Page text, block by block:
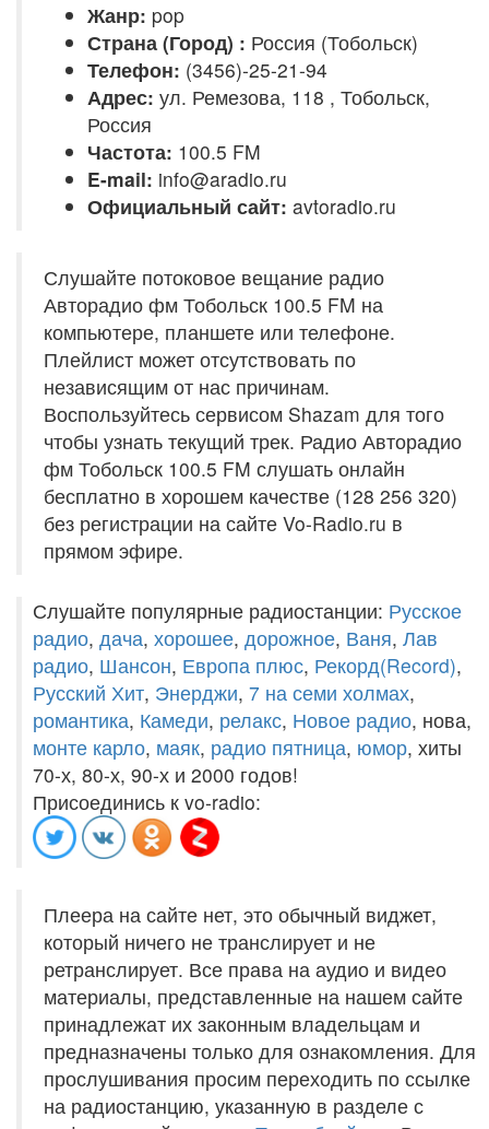
Жанр: pop
Страна (Город) : Россия (Тобольск)
Телефон: (3456)-25-21-94
Адрес: ул. Ремезова, 118 , Тобольск,
Россия
Частота: 100.5 FM
E-mail: info@aradio.ru
Официальный сайт: avtoradio.ru
Слушайте потоковое вещание радио
Авторадио фм Тобольск 100.5 FM на
компьютере, планшете или телефоне.
Плейлист может отсутствовать по
независящим от нас причинам.
Воспользуйтесь сервисом Shazam для того
чтобы узнать текущий трек. Радио Авторадио
фм Тобольск 100.5 FM слушать онлайн
бесплатно в хорошем качестве (128 256 320)
без регистрации на сайте Vo-Radio.ru в
прямом эфире.
Слушайте популярные радиостанции: Русское
радио, дача, хорошее, дорожное, Ваня, Лав
радио, Шансон, Европа плюс, Рекорд(Record),
Русский Хит, Энерджи, 7 на семи холмах,
романтика, Камеди, релакс, Новое радио, нова,
монте карло, маяк, радио пятница, юмор, хиты
70-х, 80-х, 90-х и 2000 годов!
Присоединись к vo-radio:
Плеера на сайте нет, это обычный виджет,
который ничего не транслирует и не
ретранслирует. Все права на аудио и видео
материалы, представленные на нашем сайте
принадлежат их законным владельцам и
предназначены только для ознакомления. Для
прослушивания просим переходить по ссылке
на радиостанцию, указанную в разделе с